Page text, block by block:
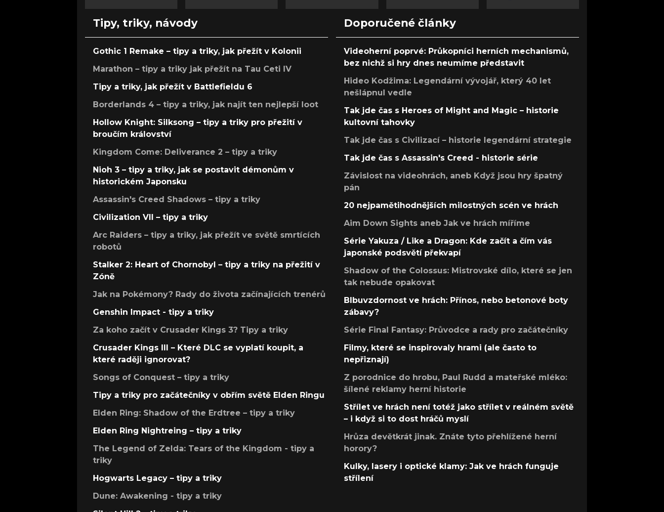
Tipy, triky, návody
Gothic 1 Remake – tipy a triky, jak přežít v Kolonii
Marathon – tipy a triky jak přežít na Tau Ceti IV
Tipy a triky, jak přežít v Battlefieldu 6
Borderlands 4 – tipy a triky, jak najít ten nejlepší loot
Hollow Knight: Silksong – tipy a triky pro přežití v
broučím království
Kingdom Come: Deliverance 2 – tipy a triky
Nioh 3 – tipy a triky, jak se postavit démonům v
historickém Japonsku
Assassin's Creed Shadows – tipy a triky
Civilization VII – tipy a triky
Arc Raiders – tipy a triky, jak přežít ve světě smrtících
robotů
Stalker 2: Heart of Chornobyl – tipy a triky na přežití v
Zóně
Jak na Pokémony? Rady do života začínajících trenérů
Genshin Impact - tipy a triky
Za koho začít v Crusader Kings 3? Tipy a triky
Crusader Kings III – Které DLC se vyplatí koupit, a
které raději ignorovat?
Songs of Conquest – tipy a triky
Tipy a triky pro začátečníky v obřím světě Elden Ringu
Elden Ring: Shadow of the Erdtree – tipy a triky
Elden Ring Nightreing – tipy a triky
The Legend of Zelda: Tears of the Kingdom - tipy a
triky
Hogwarts Legacy – tipy a triky
Dune: Awakening - tipy a triky
Doporučené články
Videoherní poprvé: Průkopníci herních mechanismů,
bez nichž si hry dnes neumíme představit
Hideo Kodžima: Legendární vývojář, který 40 let
nešlápnul vedle
Tak jde čas s Heroes of Might and Magic – historie
kultovní tahovky
Tak jde čas s Civilizací – historie legendární strategie
Tak jde čas s Assassin's Creed - historie série
Závislost na videohrách, aneb Když jsou hry špatný
pán
20 nejpamětihodnějších milostných scén ve hrách
Aim Down Sights aneb Jak ve hrách míříme
Série Yakuza / Like a Dragon: Kde začít a čím vás
japonské podsvětí překvapí
Shadow of the Colossus: Mistrovské dílo, které se jen
tak nebude opakovat
Blbuvzdornost ve hrách: Přínos, nebo betonové boty
zábavy?
Série Final Fantasy: Průvodce a rady pro začátečníky
Filmy, které se inspirovaly hrami (ale často to
nepřiznají)
Z porodnice do hrobu, Paul Rudd a mateřské mléko:
šílené reklamy herní historie
Střílet ve hrách není totéž jako střílet v reálném světě
– i když si to dost hráčů myslí
Hrůza devětkrát jinak. Znáte tyto přehlížené herní
horory?
Kulky, lasery i optické klamy: Jak ve hrách funguje
střílení